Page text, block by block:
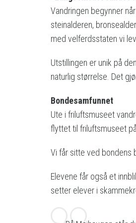
Vandringen begynner
steinalderen,
med velferdsstaten vi
Utstillingen er unik på
naturlig størrelse. Det
Bondesamfunnet
Ute i friluftsmuseet
flyttet til friluftsmuseet
Vi får sitte ved bondens
Elevene får også et
setter elever i